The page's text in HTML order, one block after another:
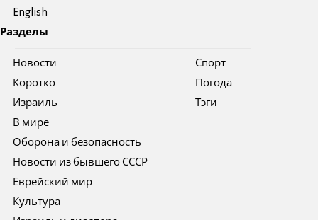
English
Разделы
Новости
Коротко
Израиль
В мире
Оборона и безопасность
Новости из бывшего СССР
Еврейский мир
Культура
Спорт
Погода
Тэги